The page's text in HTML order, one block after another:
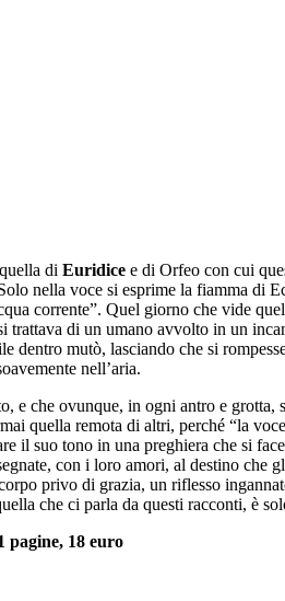
di Euridice e di Orfeo con cui
nella voce si esprime la fiamma di
corrente”. Quel giorno che vide
di un umano avvolto in un
dentro mutò, lasciando che si
nell’aria.
e che ovunque, in ogni antro e
quella remota di altri, perché “la
suo tono in una preghiera che si
con i loro amori, al destino
privo di grazia, un riflesso
che ci parla da questi racconti, è
pagine, 18 euro